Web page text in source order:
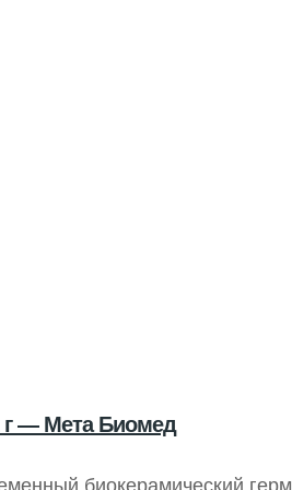
г — Мета Биомед
биокерамический